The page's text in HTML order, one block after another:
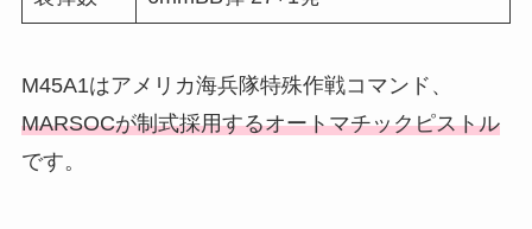
M45A1はアメリカ海兵隊特殊作戦コマンド、
MARSOCが制式採用するオートマチックピストル
です。